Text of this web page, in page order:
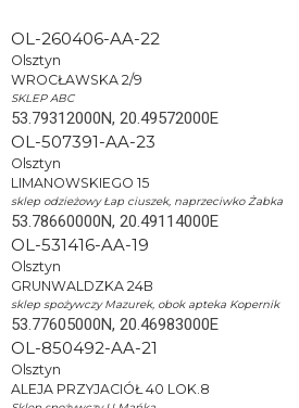
OL-260406-AA-22
Olsztyn
WROCŁAWSKA 2/9
SKLEP ABC
53.79312000N, 20.49572000E
OL-507391-AA-23
Olsztyn
LIMANOWSKIEGO 15
sklep odzieżowy Łap ciuszek, naprzeciwko Żabka
53.78660000N, 20.49114000E
OL-531416-AA-19
Olsztyn
GRUNWALDZKA 24B
sklep spożywczy Mazurek, obok apteka Kopernik
53.77605000N, 20.46983000E
OL-850492-AA-21
Olsztyn
ALEJA PRZYJACIÓŁ 40 LOK.8